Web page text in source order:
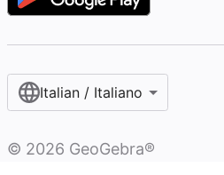
Italian / Italiano‎
© 2026 GeoGebra®